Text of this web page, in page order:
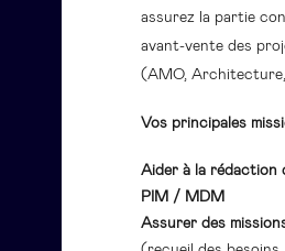
assurez la partie
avant-vente des
(AMO,
Vos principales
Aider à la rédaction
PIM / MDM
Assurer des